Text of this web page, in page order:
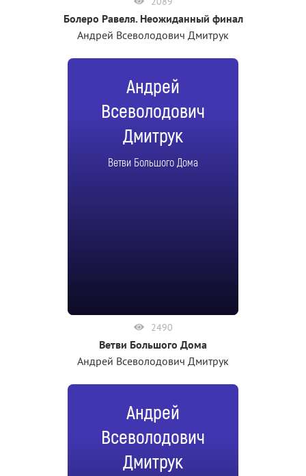
Болеро Равеля. Неожиданный финал
Андрей Всеволодович Дмитрук
Андрей
Всеволодович
Дмитрук
Ветви Большого Дома
2490
Ветви Большого Дома
Андрей Всеволодович Дмитрук
Андрей
Всеволодович
Дмитрук